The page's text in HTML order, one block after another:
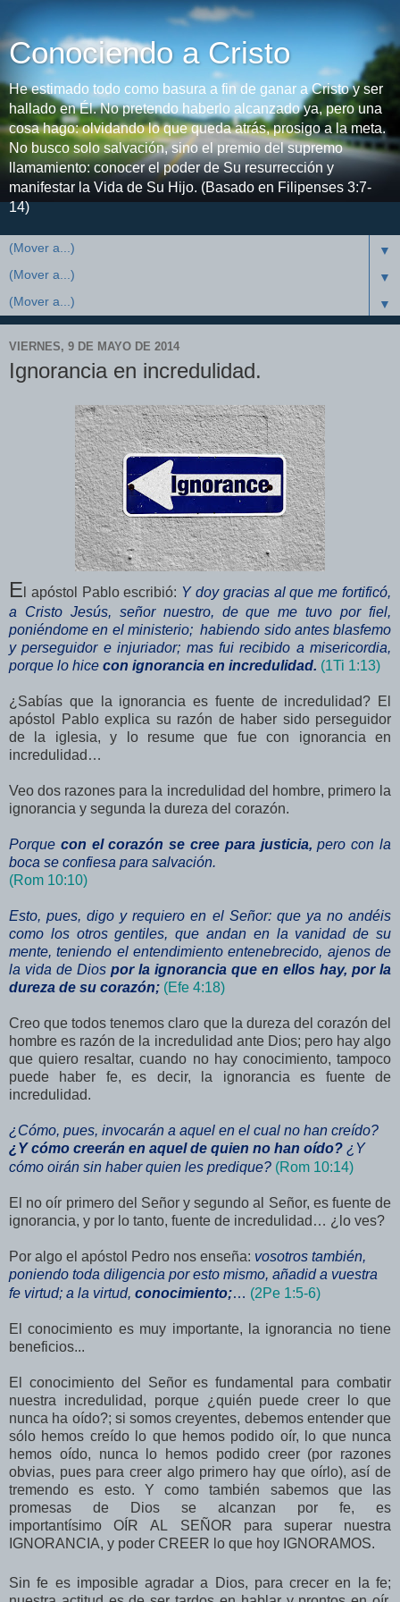
Conociendo a Cristo
He estimado todo como basura a fin de ganar a Cristo y ser
hallado en Él. No pretendo haberlo alcanzado ya, pero una
cosa hago: olvidando lo que queda atrás, prosigo a la meta.
No busco solo salvación, sino el premio del supremo
llamamiento: conocer el poder de Su resurrección y
manifestar la Vida de Su Hijo. (Basado en Filipenses 3:7-
14)
▼
▼
▼
VIERNES, 9 DE MAYO DE 2014
Ignorancia en incredulidad.
E l apóstol Pablo escribió: Y doy gracias al que me fortificó,
a Cristo Jesús, señor nuestro, de que me tuvo por fiel,
poniéndome en el ministerio; habiendo sido antes blasfemo
y perseguidor e injuriador; mas fui recibido a misericordia,
porque lo hice con ignorancia en incredulidad. (1Ti 1:13)
¿Sabías que la ignorancia es fuente de incredulidad? El
apóstol Pablo explica su razón de haber sido perseguidor
de la iglesia, y lo resume que fue con ignorancia en
incredulidad…
Veo dos razones para la incredulidad del hombre, primero la
ignorancia y segunda la dureza del corazón.
Porque con el corazón se cree para justicia, pero con la
boca se confiesa para salvación.
(Rom 10:10)
Esto, pues, digo y requiero en el Señor: que ya no andéis
como los otros gentiles, que andan en la vanidad de su
mente, teniendo el entendimiento entenebrecido, ajenos de
la vida de Dios por la ignorancia que en ellos hay, por la
dureza de su corazón; (Efe 4:18)
Creo que todos tenemos claro que la dureza del corazón del
hombre es razón de la incredulidad ante Dios; pero hay algo
que quiero resaltar, cuando no hay conocimiento, tampoco
puede haber fe, es decir, la ignorancia es fuente de
incredulidad.
¿Cómo, pues, invocarán a aquel en el cual no han creído?
¿Y cómo creerán en aquel de quien no han oído? ¿Y
cómo oirán sin haber quien les predique? (Rom 10:14)
El no oír primero del Señor y segundo al Señor, es fuente de
ignorancia, y por lo tanto, fuente de incredulidad… ¿lo ves?
Por algo el apóstol Pedro nos enseña: vosotros también,
poniendo toda diligencia por esto mismo, añadid a vuestra
fe virtud; a la virtud, conocimiento;… (2Pe 1:5-6)
El conocimiento es muy importante, la ignorancia no tiene
beneficios...
El conocimiento del Señor es fundamental para combatir
nuestra incredulidad, porque ¿quién puede creer lo que
nunca ha oído?; si somos creyentes, debemos entender que
sólo hemos creído lo que hemos podido oír, lo que nunca
hemos oído, nunca lo hemos podido creer (por razones
obvias, pues para creer algo primero hay que oírlo), así de
tremendo es esto. Y como también sabemos que las
promesas de Dios se alcanzan por fe, es
importantísimo OÍR AL SEÑOR para superar nuestra
IGNORANCIA, y poder CREER lo que hoy IGNORAMOS.
Sin fe es imposible agradar a Dios, para crecer en la fe;